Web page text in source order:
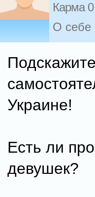
Карма 0
О себе
Украине!
Есть ли
девушек?